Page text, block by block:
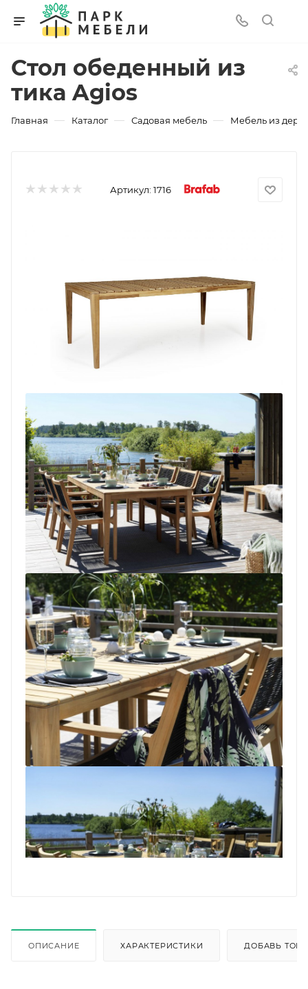
Стол обеденный из
тика Agios
Главная — Каталог — Садовая мебель — Мебель из
Артикул: 1716
ОПИСАНИЕ ХАРАКТЕРИСТИКИ ДОБАВЬ